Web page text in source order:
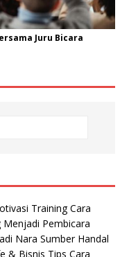
Juru Bicara
Training Cara
Pembicara
Nara Sumber Handal
& Bisnis Tips Cara